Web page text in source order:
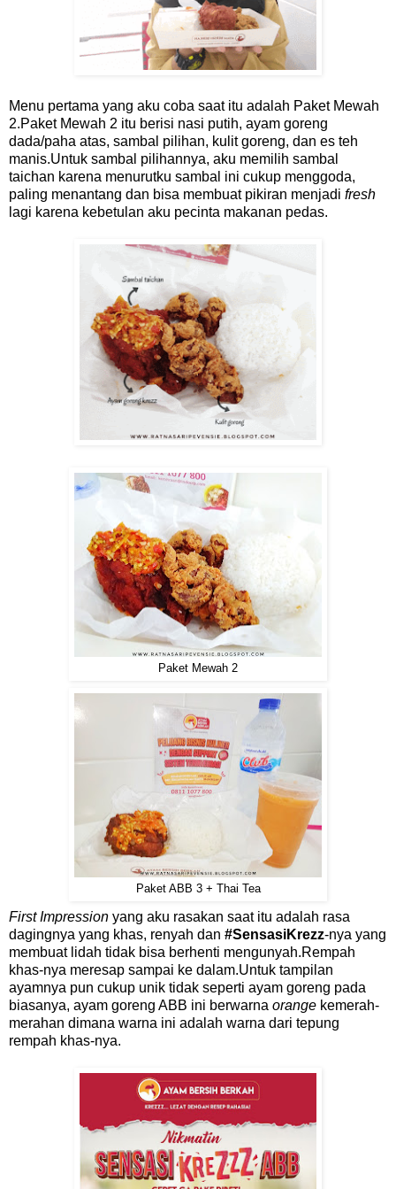
Menu pertama yang aku coba saat itu adalah Paket Mewah
2.Paket Mewah 2 itu berisi nasi putih, ayam goreng
dada/paha atas, sambal pilihan, kulit goreng, dan es teh
manis.Untuk sambal pilihannya, aku memilih sambal
taichan karena menurutku sambal ini cukup menggoda,
paling menantang dan bisa membuat pikiran menjadi fresh
lagi karena kebetulan aku pecinta makanan pedas.
Paket Mewah 2
Paket ABB 3 + Thai Tea
First Impression yang aku rasakan saat itu adalah rasa
dagingnya yang khas, renyah dan #SensasiKrezz-nya yang
membuat lidah tidak bisa berhenti mengunyah.Rempah
khas-nya meresap sampai ke dalam.Untuk tampilan
ayamnya pun cukup unik tidak seperti ayam goreng pada
biasanya, ayam goreng ABB ini berwarna orange kemerah-
merahan dimana warna ini adalah warna dari tepung
rempah khas-nya.